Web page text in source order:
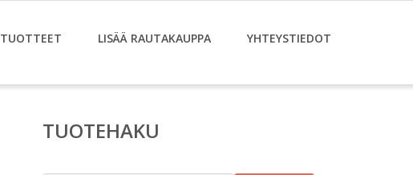
TUOTTEET LISÄÄ RAUTAKAUPPA YHTEYSTIEDOT
TUOTEHAKU